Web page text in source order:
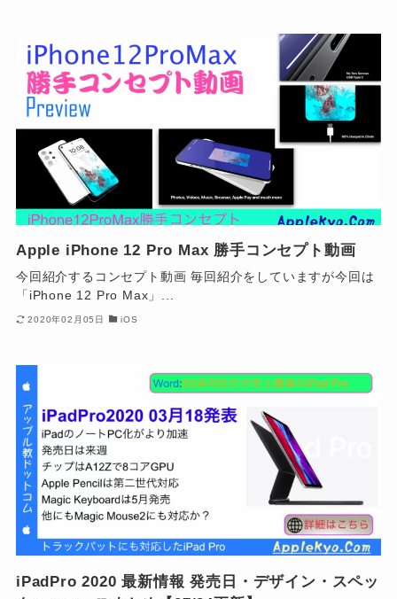
Apple iPhone 12 Pro Max 勝手コンセプト動画
今回紹介するコンセプト動画 毎回紹介をしていますが今回は
「iPhone 12 Pro Max」...
2020年02月05日 iOS
iPadPro 2020 最新情報 発売日・デザイン・スペッ